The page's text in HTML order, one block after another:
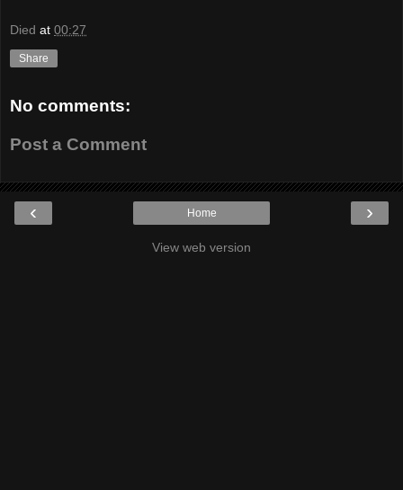
Died at 00:27
Share
No comments:
Post a Comment
‹ ›
Home
View web version